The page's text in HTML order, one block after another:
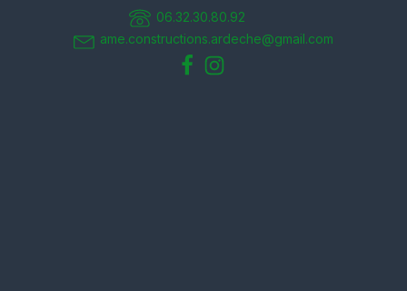
06.32.30.80.92
ame.constructions.ardeche@gmail.com